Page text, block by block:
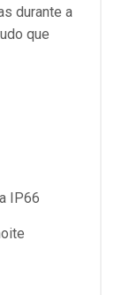
durante a
que
IP66